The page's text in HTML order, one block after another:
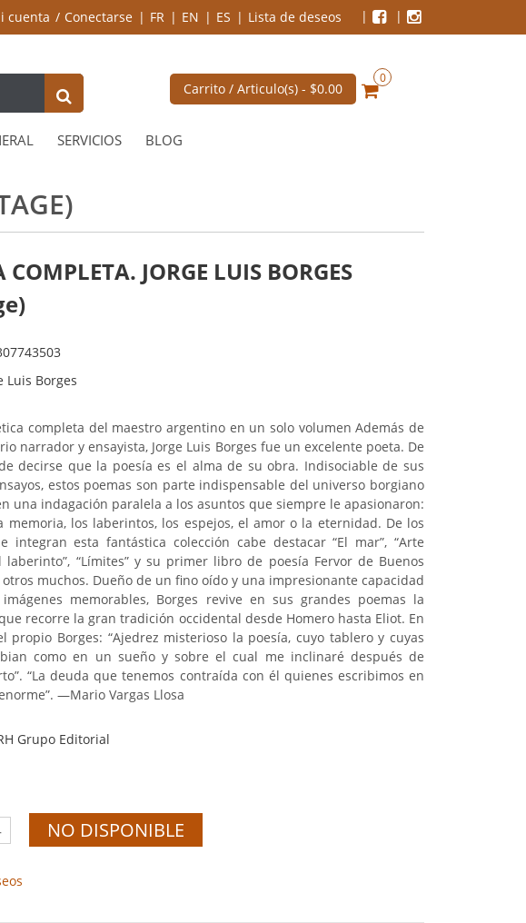
cuenta Conectarse FR EN ES Lista de deseos
Carrito / Articulo(s) - $0.00
0
SERVICIOS BLOG
COMPLETA. JORGE LUIS BORGES
Luis Borges
completa del maestro argentino en un solo volumen Además de
narrador y ensayista, Jorge Luis Borges fue un excelente poeta. De
decirse que la poesía es el alma de su obra. Indisociable de sus
estos poemas son parte indispensable del universo borgiano
una indagación paralela a los asuntos que siempre le apasionaron:
memoria, los laberintos, los espejos, el amor o la eternidad. De los
integran esta fantástica colección cabe destacar “El mar”, “Arte
laberinto”, “Límites” y su primer libro de poesía Fervor de Buenos
muchos. Dueño de un fino oído y una impresionante capacidad
memorables, Borges revive en sus grandes poemas la
recorre la gran tradición occidental desde Homero hasta Eliot. En
propio Borges: “Ajedrez misterioso la poesía, cuyo tablero y cuyas
como en un sueño y sobre el cual me inclinaré después de
“La deuda que tenemos contraída con él quienes escribimos en
—Mario Vargas Llosa
Grupo Editorial
NO DISPONIBLE